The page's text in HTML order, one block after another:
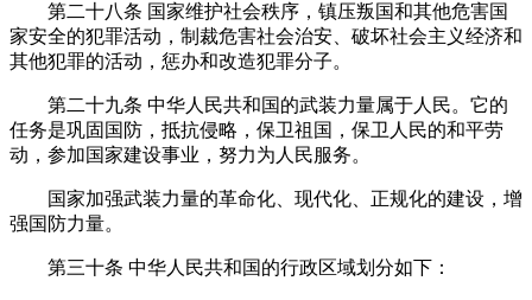
第二十八条 国家维护社会秩序，镇压叛国和其他危害国
家安全的犯罪活动，制裁危害社会治安、破坏社会主义经济和
其他犯罪的活动，惩办和改造犯罪分子。
第二十九条 中华人民共和国的武装力量属于人民。它的
任务是巩固国防，抵抗侵略，保卫祖国，保卫人民的和平劳
动，参加国家建设事业，努力为人民服务。
国家加强武装力量的革命化、现代化、正规化的建设，增
强国防力量。
第三十条 中华人民共和国的行政区域划分如下：